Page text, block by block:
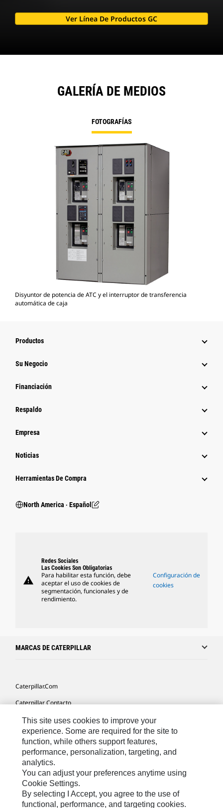
Ver Línea De Productos GC
GALERÍA DE MEDIOS
FOTOGRAFÍAS
Disyuntor de potencia de ATC y el interruptor de transferencia
automática de caja
Productos
Su Negocio
Financiación
Respaldo
Empresa
Noticias
Herramientas De Compra
North America ‧ Español
warning
Redes Sociales
Las Cookies Son Obligatorias
Para habilitar esta función, debe
aceptar el uso de cookies de
segmentación, funcionales y de
rendimiento.
Configuración de
cookies
MARCAS DE CATERPILLAR
Caterpillar.com
Caterpillar Contacto
Mis Preferencias De Marketing
Site Map
Cookie Settings
Legal
Privacy
This site uses cookies to improve your
experience. Some are required for the site to
function, while others support features,
performance, personalization, targeting, and
analytics.
You can adjust your preferences anytime using
Cookie Settings.
By selecting I Accept, you agree to the use of
functional, performance, and targeting cookies.